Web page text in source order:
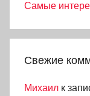
Самые
Свежие
Михаил к